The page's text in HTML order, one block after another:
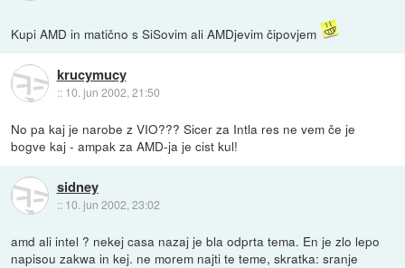
Kupi AMD in matično s SiSovim ali AMDjevim čipovjem
krucymucy
:: 10. jun 2002, 21:50
No pa kaj je narobe z VIO??? Sicer za Intla res ne vem če je
bogve kaj - ampak za AMD-ja je cist kul!
sidney
:: 10. jun 2002, 23:02
amd ali intel ? nekej casa nazaj je bla odprta tema. En je zlo lepo
napisou zakwa in kej. ne morem najti te teme, skratka: sranje